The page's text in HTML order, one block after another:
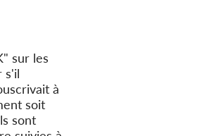
sur les
s'il
à
soit
sont